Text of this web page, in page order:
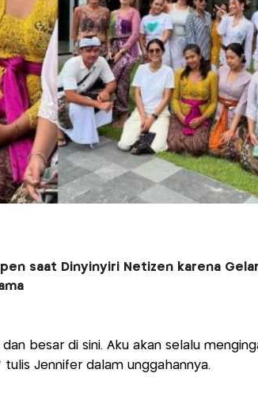
saat Dinyinyiri Netizen karena
besar di sini. Aku akan selalu
tulis Jennifer dalam unggahannya.